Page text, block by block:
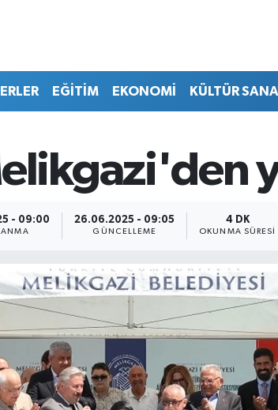
EĞİTİM EKONOMİ KÜLTÜR
- 09:00 26.06.2025 - 09:05
GÜNCELLEME
4 DK
OKUNMA SÜRESI